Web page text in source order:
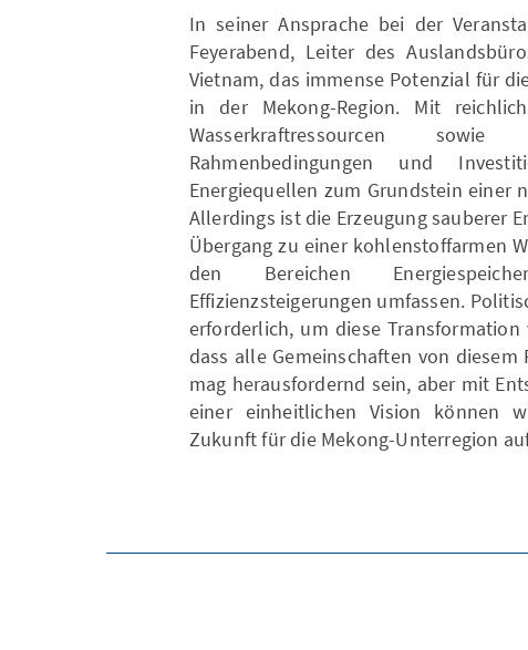
In seiner Ansprache bei der
Feyerabend, Leiter des
Vietnam, das immense Potenzial für
in der Mekong-Region. Mit
Wasserkraftressourcen
Rahmenbedingungen und
Energiequellen zum Grundstein einer
Allerdings ist die Erzeugung sauberer
Übergang zu einer kohlenstoffarmen
den Bereichen
Effizienzsteigerungen umfassen.
erforderlich, um diese
dass alle Gemeinschaften von diesem
mag herausfordernd sein, aber mit
einer einheitlichen Vision können
Zukunft für die Mekong-Unterregion